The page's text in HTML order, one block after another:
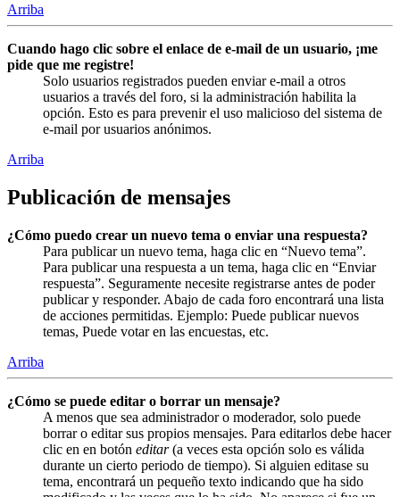
Arriba
Cuando hago clic sobre el enlace de e-mail de un usuario, ¡me
pide que me registre!
Solo usuarios registrados pueden enviar e-mail a otros
usuarios a través del foro, si la administración habilita la
opción. Esto es para prevenir el uso malicioso del sistema de
e-mail por usuarios anónimos.
Arriba
Publicación de mensajes
¿Cómo puedo crear un nuevo tema o enviar una respuesta?
Para publicar un nuevo tema, haga clic en “Nuevo tema”.
Para publicar una respuesta a un tema, haga clic en “Enviar
respuesta”. Seguramente necesite registrarse antes de poder
publicar y responder. Abajo de cada foro encontrará una lista
de acciones permitidas. Ejemplo: Puede publicar nuevos
temas, Puede votar en las encuestas, etc.
Arriba
¿Cómo se puede editar o borrar un mensaje?
A menos que sea administrador o moderador, solo puede
borrar o editar sus propios mensajes. Para editarlos debe hacer
clic en en botón editar(a veces esta opción solo es válida
durante un cierto periodo de tiempo). Si alguien editase su
tema, encontrará un pequeño texto indicando que ha sido